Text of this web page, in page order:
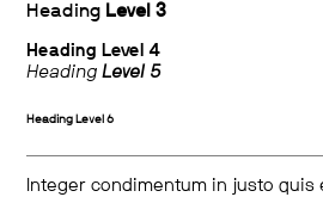
Heading Level 3
Heading Level 4
HeadingLevel 5
Heading Level 6
Integer condimentum in justo quis